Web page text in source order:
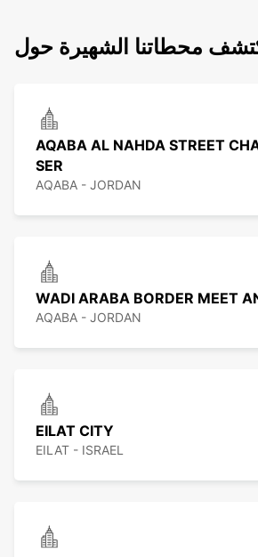
AQABA AL NAHDA STREET
SER
AQABA - JORDAN
WADI ARABA BORDER MEET
AQABA - JORDAN
EILAT CITY
EILAT - ISRAEL